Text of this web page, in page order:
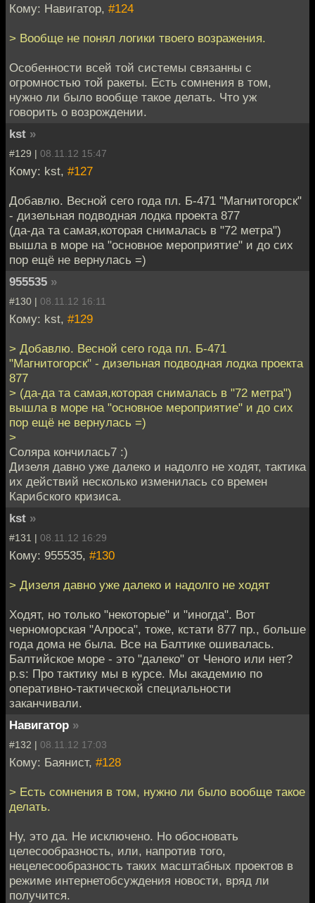
Кому: Навигатор, #124
> Вообще не понял логики твоего возражения.
Особенности всей той системы связанны с
огромностью той ракеты. Есть сомнения в том,
нужно ли было вообще такое делать. Что уж
говорить о возрождении.
kst »
#129 | 08.11.12 15:47
Кому: kst, #127
Добавлю. Весной сего года пл. Б-471 "Магнитогорск"
- дизельная подводная лодка проекта 877
(да-да та самая,которая снималась в "72 метра")
вышла в море на "основное мероприятие" и до сих
пор ещё не вернулась =)
955535 »
#130 | 08.11.12 16:11
Кому: kst, #129
> Добавлю. Весной сего года пл. Б-471
"Магнитогорск" - дизельная подводная лодка проекта
877
> (да-да та самая,которая снималась в "72 метра")
вышла в море на "основное мероприятие" и до сих
пор ещё не вернулась =)
>
Соляра кончилась7 :)
Дизеля давно уже далеко и надолго не ходят, тактика
их действий несколько изменилась со времен
Карибского кризиса.
kst »
#131 | 08.11.12 16:29
Кому: 955535, #130
> Дизеля давно уже далеко и надолго не ходят
Ходят, но только "некоторые" и "иногда". Вот
черноморская "Алроса", тоже, кстати 877 пр., больше
года дома не была. Все на Балтике ошивалась.
Балтийское море - это "далеко" от Ченого или нет?
p.s: Про тактику мы в курсе. Мы академию по
оперативно-тактической специальности
заканчивали.
Навигатор »
#132 | 08.11.12 17:03
Кому: Баянист, #128
> Есть сомнения в том, нужно ли было вообще такое
делать.
Ну, это да. Не исключено. Но обосновать
целесообразность, или, напротив того,
нецелесообразность таких масштабных проектов в
режиме интернетобсуждения новости, вряд ли
получится.